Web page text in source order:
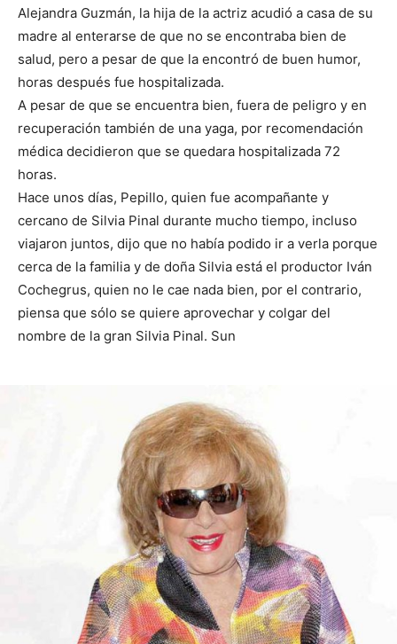
Alejandra Guzmán, la hija de la actriz acudió a casa de su
madre al enterarse de que no se encontraba bien de
salud, pero a pesar de que la encontró de buen humor,
horas después fue hospitalizada.
A pesar de que se encuentra bien, fuera de peligro y en
recuperación también de una yaga, por recomendación
médica decidieron que se quedara hospitalizada 72
horas.
Hace unos días, Pepillo, quien fue acompañante y
cercano de Silvia Pinal durante mucho tiempo, incluso
viajaron juntos, dijo que no había podido ir a verla porque
cerca de la familia y de doña Silvia está el productor Iván
Cochegrus, quien no le cae nada bien, por el contrario,
piensa que sólo se quiere aprovechar y colgar del
nombre de la gran Silvia Pinal. Sun